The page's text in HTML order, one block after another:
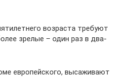
возраста требуют
зрелые – один раз в два-
европейского, высаживают